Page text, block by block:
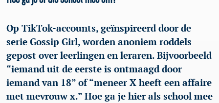
Op TikTok-accounts, geïnspireerd door de
serie Gossip Girl, worden anoniem roddels
gepost over leerlingen en leraren. Bijvoorbeeld
“iemand uit de eerste is ontmaagd door
iemand van 18” of “meneer X heeft een affaire
met mevrouw x.” Hoe ga je hier als school mee